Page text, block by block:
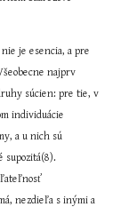
je esencia, a pre
najprv
súcien: pre tie, v
individuácie
a u nich sú
supozitá(8).
nezdieľa s inými a